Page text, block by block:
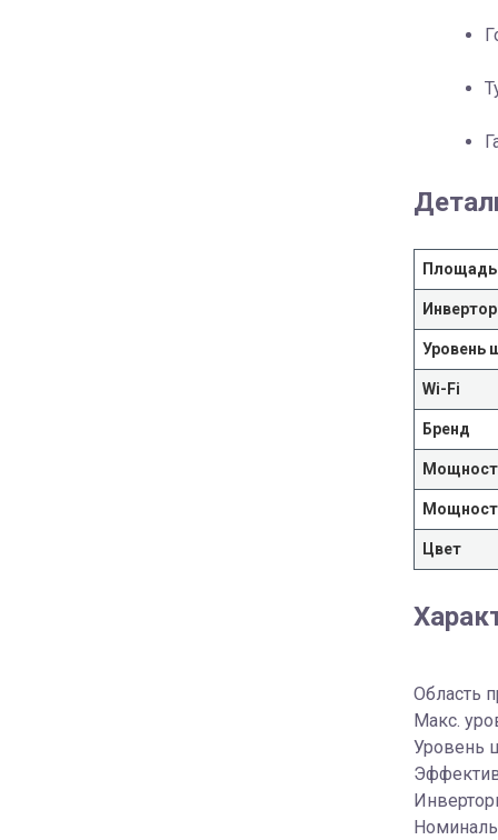
Площадь
Инвертор
Уровень
Wi-Fi
Бренд
Цвет
Область
Макс.
Уровень